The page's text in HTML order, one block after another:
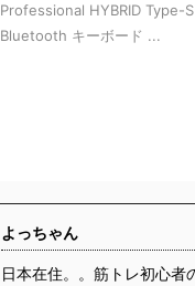
Professional HYBRID Type-
Bluetooth キーボード ...
よっちゃん
日本在住。。筋トレ初心者